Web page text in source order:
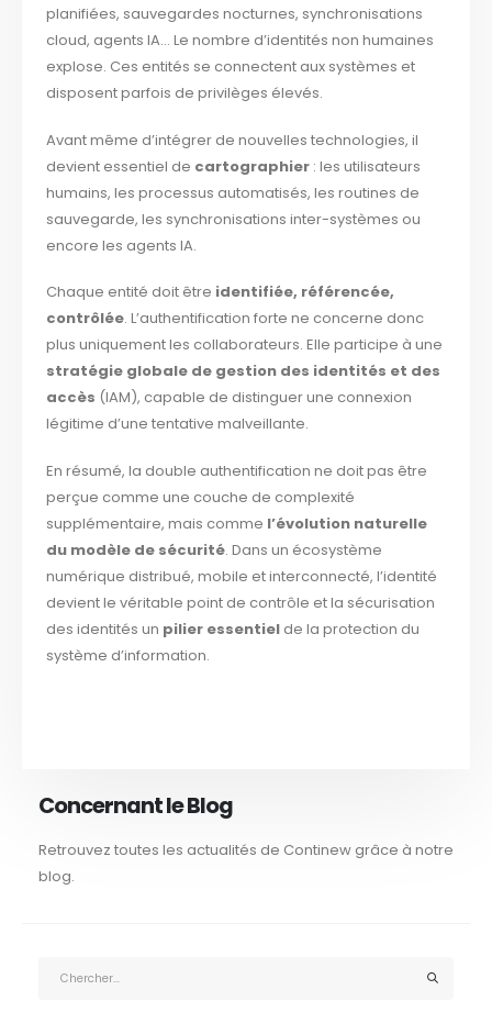
planifiées, sauvegardes nocturnes, synchronisations
cloud, agents IA… Le nombre d’identités non humaines
explose. Ces entités se connectent aux systèmes et
disposent parfois de privilèges élevés.
Avant même d’intégrer de nouvelles technologies, il
devient essentiel de cartographier : les utilisateurs
humains, les processus automatisés, les routines de
sauvegarde, les synchronisations inter-systèmes ou
encore les agents IA.
Chaque entité doit être identifiée, référencée,
contrôlée. L’authentification forte ne concerne donc
plus uniquement les collaborateurs. Elle participe à une
stratégie globale de gestion des identités et des
accès (IAM), capable de distinguer une connexion
légitime d’une tentative malveillante.
En résumé, la double authentification ne doit pas être
perçue comme une couche de complexité
supplémentaire, mais comme l’évolution naturelle
du modèle de sécurité. Dans un écosystème
numérique distribué, mobile et interconnecté, l’identité
devient le véritable point de contrôle et la sécurisation
des identités un pilier essentiel de la protection du
système d’information.
Concernant le Blog
Retrouvez toutes les actualités de Continew grâce à notre
blog.